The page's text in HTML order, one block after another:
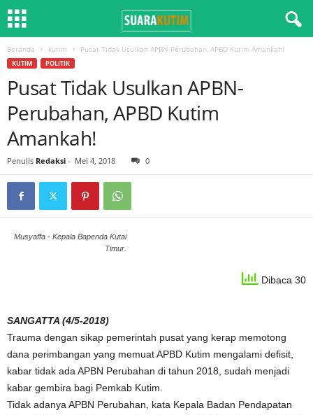
Beranda kutim Pusat Tidak Usulkan APBN-Perubahan, APBD Kutim Amankah!
KUTIM POLITIK
Pusat Tidak Usulkan APBN-
Perubahan, APBD Kutim
Amankah!
Penulis Redaksi - Mei 4, 2018 0
Musyaffa - Kepala Bapenda Kutai
Timur.
Dibaca 30
SANGATTA (4/5-2018)
Trauma dengan sikap pemerintah pusat yang kerap memotong
dana perimbangan yang memuat APBD Kutim mengalami defisit,
kabar tidak ada APBN Perubahan di tahun 2018, sudah menjadi
kabar gembira bagi Pemkab Kutim.
Tidak adanya APBN Perubahan, kata Kepala Badan Pendapatan